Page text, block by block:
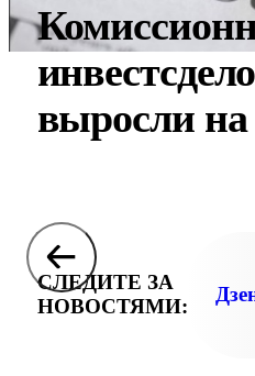
выросли
СЛЕДИТЕ ЗА
НОВОСТЯМИ: